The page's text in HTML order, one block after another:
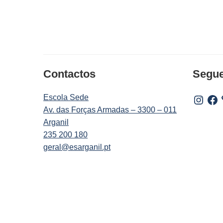
Contactos
Escola Sede
Av. das Forças Armadas – 3300 – 011
Arganil
235 200 180
geral@esarganil.pt